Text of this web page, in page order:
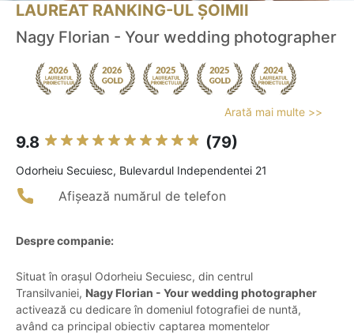
LAUREAT RANKING-UL ȘOIMII
Nagy Florian - Your wedding photographer
Arată mai multe >>
9.8 (79)
Odorheiu Secuiesc, Bulevardul Independentei 21
Afișează numărul de telefon
Despre companie:
Situat în orașul Odorheiu Secuiesc, din centrul
Transilvaniei, Nagy Florian - Your wedding photographer
activează cu dedicare în domeniul fotografiei de nuntă,
având ca principal obiectiv captarea momentelor